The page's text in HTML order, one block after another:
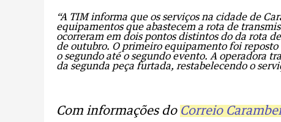
“A TIM informa que os serviços na cidade de
equipamentos que abastecem a rota de
ocorreram em dois pontos distintos do da rota
de outubro. O primeiro equipamento foi
o segundo até o segundo evento. A operadora
da segunda peça furtada, restabelecendo o
Com informações do Correio